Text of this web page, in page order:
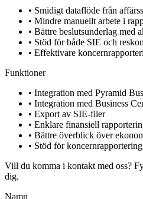
• Smidigt dataflöde från
• Mindre manuellt arbete i
• Bättre beslutsunderlag med
• Stöd för både SIE och
• Effektivare
Funktioner
• Integration med Pyramid
• Integration med Business
• Export av SIE-filer
• Enklare finansiell
• Bättre överblick över
• Stöd för koncernrapportering
Vill du komma i kontakt med oss?
dig.
Namn